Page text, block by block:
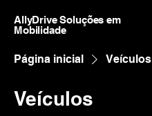
AllyDrive Soluções em
Mobilidade
Página inicial Veículos
Veículos